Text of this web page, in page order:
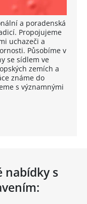
a poradenská
Propojujeme
uchazeči a
Působíme v
se sídlem ve
zemích a
známe do
s významnými
nabídky s